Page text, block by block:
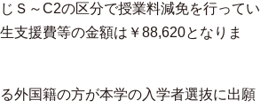
Ｓ～C2の区分で授業料減免を行ってい
支援費等の金額は￥88,620となりま
外国籍の方が本学の入学者選抜に出願